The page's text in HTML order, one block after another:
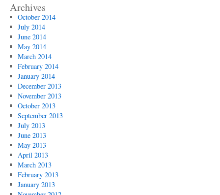
Archives
October 2014
July 2014
June 2014
May 2014
March 2014
February 2014
January 2014
December 2013
November 2013
October 2013
September 2013
July 2013
June 2013
May 2013
April 2013
March 2013
February 2013
January 2013